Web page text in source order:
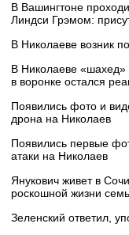
В Вашингтоне
Линдси Грэмом:
В Николаеве возник
В Николаеве «шахед»
в воронке остался
Появились фото и
дрона на Николаев
Появились первые
атаки на Николаев
Янукович живет в
роскошной жизни
Зеленский ответил,